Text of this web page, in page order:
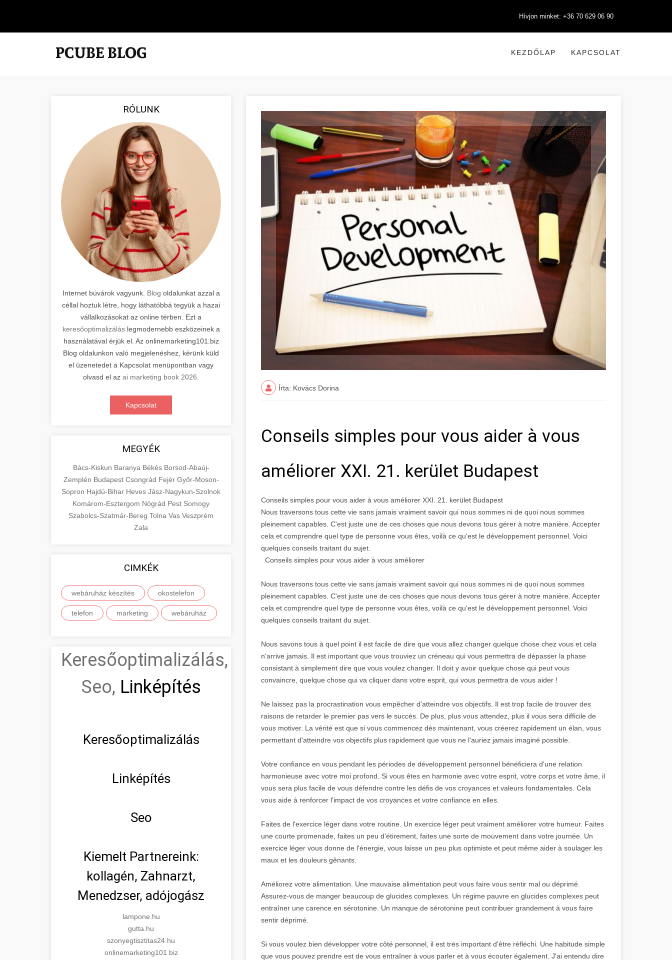
Hívjon minket: +36 70 629 06 90
KEZDŐLAP KAPCSOLAT
RÓLUNK
Internet búvárok vagyunk. Blog oldalunkat azzal a
céllal hoztuk létre, hogy láthatóbbá tegyük a hazai
vállalkozásokat az online térben. Ezt a
keresőoptimalizáláslegmodernebb eszközeinek a
használatával érjük el. Az onlinemarketing101.biz
Blog oldalunkon való megjelenéshez, kérünk küld
el üzenetedet a Kapcsolat menüpontban vagy
olvasd el az ai marketing book 2026
Kapcsolat
MEGYÉK
Bács-Kiskun Baranya Békés Borsod-Abaúj-
Zemplén Budapest Csongrád Fejér Győr-Moson-
Sopron Hajdú-Bihar Heves Jász-Nagykun-Szolnok
Komárom-Esztergom Nógrád Pest Somogy
Szabolcs-Szatmár-Bereg Tolna Vas Veszprém
Zala
CIMKÉK
webáruház készítés okostelefon
telefon marketing webáruház
Keresőoptimalizálás,
Seo, Linképítés
Keresőoptimalizálás
Linképítés
Seo
Kiemelt Partnereink:
kollagén, Zahnarzt,
Menedzser, adójogász
lampone.hu
gutta.hu
szonyegtisztitas24.hu
onlinemarketing101.biz
Írta: Kovács Dorina
Conseils simples pour vous aider à vous
améliorer XXI. 21. kerület Budapest
Conseils simples pour vous aider à vous améliorer XXI. 21. kerület Budapest
Nous traversons tous cette vie sans jamais vraiment savoir qui nous sommes ni de quoi nous sommes
pleinement capables. C'est juste une de ces choses que nous devons tous gérer à notre manière. Accepter
cela et comprendre quel type de personne vous êtes, voilà ce qu'est le développement personnel. Voici
quelques conseils traitant du sujet.
Conseils simples pour vous aider à vous améliorer
Nous traversons tous cette vie sans jamais vraiment savoir qui nous sommes ni de quoi nous sommes
pleinement capables. C'est juste une de ces choses que nous devons tous gérer à notre manière. Accepter
cela et comprendre quel type de personne vous êtes, voilà ce qu'est le développement personnel. Voici
quelques conseils traitant du sujet.
Nous savons tous à quel point il est facile de dire que vous allez changer quelque chose chez vous et cela
n'arrive jamais. Il est important que vous trouviez un créneau qui vous permettra de dépasser la phase
consistant à simplement dire que vous voulez changer. Il doit y avoir quelque chose qui peut vous
convaincre, quelque chose qui va cliquer dans votre esprit, qui vous permettra de vous aider !
Ne laissez pas la procrastination vous empêcher d'atteindre vos objectifs. Il est trop facile de trouver des
raisons de retarder le premier pas vers le succès. De plus, plus vous attendez, plus il vous sera difficile de
vous motiver. La vérité est que si vous commencez dès maintenant, vous créerez rapidement un élan, vous
permettant d'atteindre vos objectifs plus rapidement que vous ne l'auriez jamais imaginé possible.
Votre confiance en vous pendant les périodes de développement personnel bénéficiera d'une relation
harmonieuse avec votre moi profond. Si vous êtes en harmonie avec votre esprit, votre corps et votre âme, il
vous sera plus facile de vous défendre contre les défis de vos croyances et valeurs fondamentales. Cela
vous aide à renforcer l'impact de vos croyances et votre confiance en elles.
Faites de l'exercice léger dans votre routine. Un exercice léger peut vraiment améliorer votre humeur. Faites
une courte promenade, faites un peu d'étirement, faites une sorte de mouvement dans votre journée. Un
exercice léger vous donne de l'énergie, vous laisse un peu plus optimiste et peut même aider à soulager les
maux et les douleurs gênants.
Améliorez votre alimentation. Une mauvaise alimentation peut vous faire vous sentir mal ou déprimé.
Assurez-vous de manger beaucoup de glucides complexes. Un régime pauvre en glucides complexes peut
entraîner une carence en sérotonine. Un manque de sérotonine peut contribuer grandement à vous faire
sentir déprimé.
Si vous voulez bien développer votre côté personnel, il est très important d'être réfléchi. Une habitude simple
que vous pouvez prendre est de vous entraîner à vous parler et à vous écouter également. J'ai entendu dire